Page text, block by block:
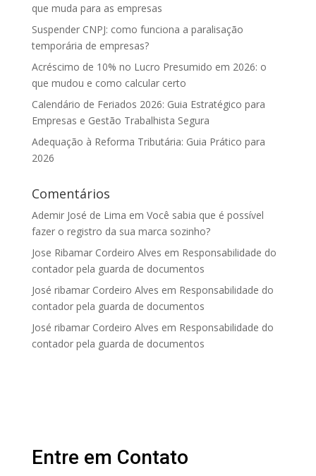
que muda para as empresas
Suspender CNPJ: como funciona a paralisação
temporária de empresas?
Acréscimo de 10% no Lucro Presumido em 2026: o
que mudou e como calcular certo
Calendário de Feriados 2026: Guia Estratégico para
Empresas e Gestão Trabalhista Segura
Adequação à Reforma Tributária: Guia Prático para
2026
Comentários
Ademir José de Lima em Você sabia que é possível
fazer o registro da sua marca sozinho?
Jose Ribamar Cordeiro Alves em Responsabilidade do
contador pela guarda de documentos
José ribamar Cordeiro Alves em Responsabilidade do
contador pela guarda de documentos
José ribamar Cordeiro Alves em Responsabilidade do
contador pela guarda de documentos
Entre em Contato